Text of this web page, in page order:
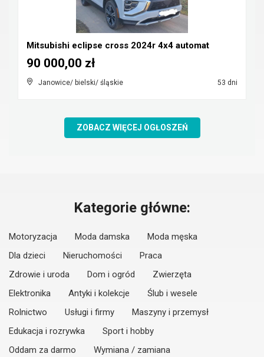
Mitsubishi eclipse cross 2024r 4x4 automat
Janowice/ bielski/ śląskie 53 dni
90 000,00 zł
ZOBACZ WIĘCEJ OGŁOSZEŃ
Kategorie główne:
Motoryzacja Moda damska
Moda męska
Dla dzieci
Nieruchomości
Praca
Zdrowie i uroda
Dom i ogród
Zwierzęta
Elektronika
Antyki i kolekcje
Ślub i wesele
Rolnictwo
Usługi i firmy
Maszyny i przemysł
Edukacja i rozrywka
Sport i hobby
Oddam za darmo
Wymiana / zamiana